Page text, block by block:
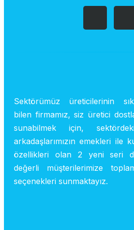
Sektörümüz üreticilerinin
bilen firmamız, siz üretici
sunabilmek için,
arkadaşlarımızın emekleri ile
özellikleri olan 2 yeni seri
değerli müşterilerimize
seçenekleri sunmaktayız.